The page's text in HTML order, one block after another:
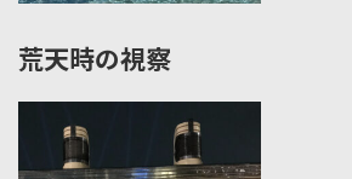
荒天時の視察